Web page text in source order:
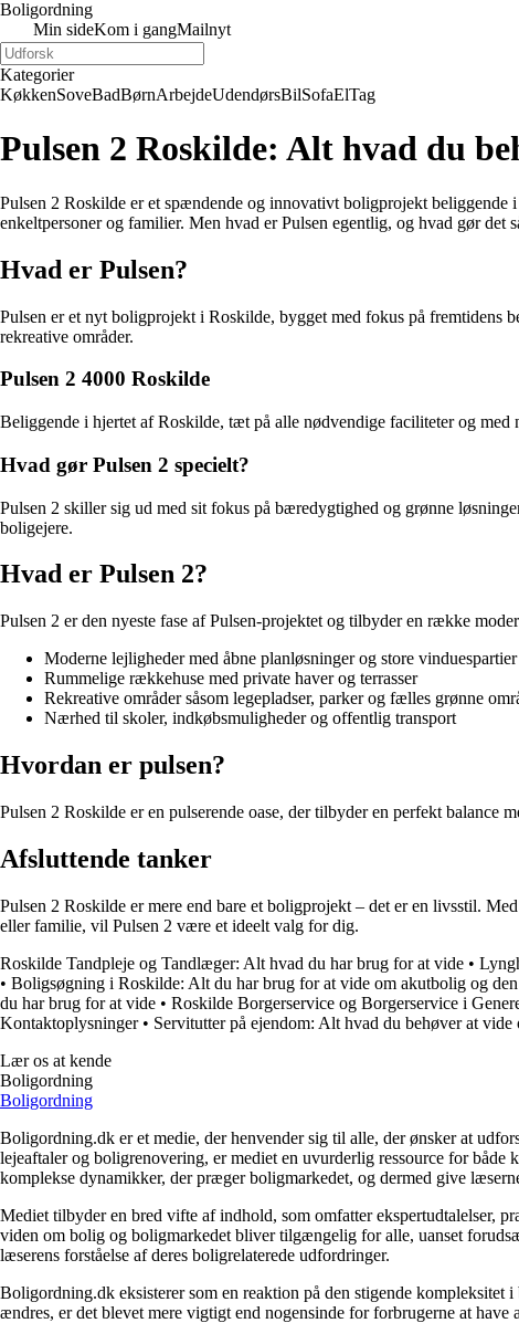
Boligordning
Min sideKom i gangMailnyt
Kategorier
KøkkenSoveBadBørnArbejdeUdendørsBilSofaElTag
Pulsen 2 Roskilde: Alt hvad du
Pulsen 2 Roskilde er et spændende og innovativt boligprojekt
enkeltpersoner og familier. Men hvad er Pulsen egentlig, og hvad gør det
Hvad er Pulsen?
Pulsen er et nyt boligprojekt i Roskilde, bygget med fokus på fremtidens
rekreative områder.
Pulsen 2 4000 Roskilde
Beliggende i hjertet af Roskilde, tæt på alle nødvendige faciliteter og med
Hvad gør Pulsen 2 specielt?
Pulsen 2 skiller sig ud med sit fokus på bæredygtighed og grønne
boligejere.
Hvad er Pulsen 2?
Pulsen 2 er den nyeste fase af Pulsen-projektet og tilbyder en række
Moderne lejligheder med åbne planløsninger og store vinduespartier
Rummelige rækkehuse med private haver og terrasser
Rekreative områder såsom legepladser, parker og fælles grønne
Nærhed til skoler, indkøbsmuligheder og offentlig transport
Hvordan er pulsen?
Pulsen 2 Roskilde er en pulserende oase, der tilbyder en perfekt balance
Afsluttende tanker
Pulsen 2 Roskilde er mere end bare et boligprojekt – det er en livsstil.
eller familie, vil Pulsen 2 være et ideelt valg for dig.
Roskilde Tandpleje og Tandlæger: Alt hvad du har brug for at vide •
• Boligsøgning i Roskilde: Alt du har brug for at vide om akutbolig og
du har brug for at vide • Roskilde Borgerservice og Borgerservice i
Kontaktoplysninger• Servitutter på ejendom: Alt hvad du behøver at
Lær os at kende
Boligordning
Boligordning
Boligordning.dk er et medie, der henvender sig til alle, der ønsker at
lejeaftaler og boligrenovering, er mediet en uvurderlig ressource for
komplekse dynamikker, der præger boligmarkedet, og dermed give
Mediet tilbyder en bred vifte af indhold, som omfatter ekspertudtalelser,
viden om bolig og boligmarkedet bliver tilgængelig for alle, uanset
læserens forståelse af deres boligrelaterede udfordringer.
Boligordning.dk eksisterer som en reaktion på den stigende
ændres, er det blevet mere vigtigt end nogensinde for forbrugerne at